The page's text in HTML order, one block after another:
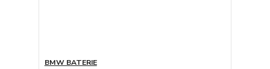
BMW BATERIE